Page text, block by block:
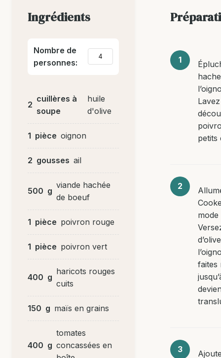
Ingrédients
Nombre de
personnes:
2
cuillères à
soupe
huile
d'olive
1 pièce oignon
2 gousses ail
500 g
viande hachée
de boeuf
1 pièce poivron rouge
1 pièce poivron vert
400 g
haricots rouges
cuits
150 g maïs en grains
400 g
tomates
concassées en
petits
mode
faites